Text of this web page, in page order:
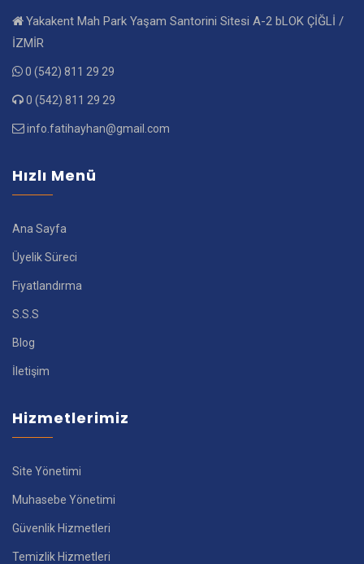
Yakakent Mah Park Yaşam Santorini Sitesi A-2 bLOK ÇİĞLİ /
İZMİR
0 (542) 811 29 29
0 (542) 811 29 29
info.fatihayhan@gmail.com
Hızlı Menü
Ana Sayfa
Üyelik Süreci
Fiyatlandırma
S.S.S
Blog
İletişim
Hizmetlerimiz
Site Yönetimi
Muhasebe Yönetimi
Güvenlik Hizmetleri
Temizlik Hizmetleri